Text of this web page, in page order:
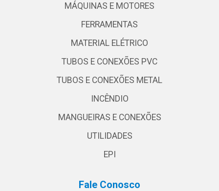
MÁQUINAS E MOTORES
FERRAMENTAS
MATERIAL ELÉTRICO
TUBOS E CONEXÕES PVC
TUBOS E CONEXÕES METAL
INCÊNDIO
MANGUEIRAS E CONEXÕES
UTILIDADES
EPI
Fale Conosco